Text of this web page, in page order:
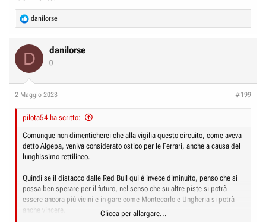
R
e
s
danilorse
D danilorse
0
2 Maggio 2023 #199
pilota54 ha scritto:
Comunque non dimenticherei che alla vigilia questo circuito, come aveva
detto Algepa, veniva considerato ostico per le Ferrari, anche a causa del
lunghissimo rettilineo.
Quindi se il distacco dalle Red Bull qui è invece diminuito, penso che si
possa ben sperare per il futuro, nel senso che su altre piste si potrà
essere ancora più vicini e in gare come Montecarlo e Ungheria si potrà
anche vincere.
Clicca per allargare...